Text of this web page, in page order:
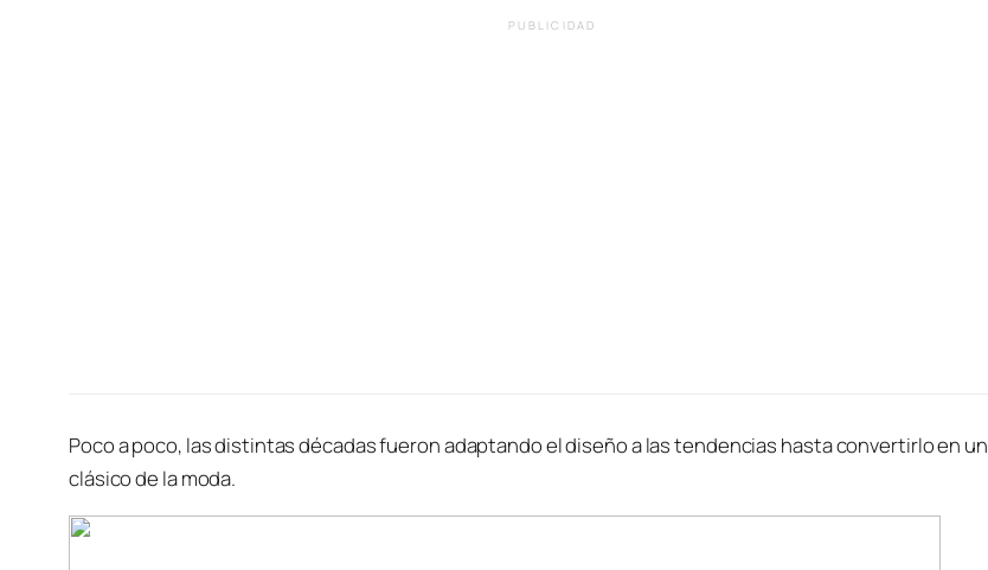
PUBLICIDAD
Poco a poco, las distintas décadas fueron adaptando el diseño a las tendencias hasta convertirlo en un
clásico de la moda.